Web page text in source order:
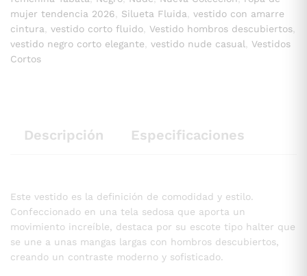
mujer tendencia 2026
Silueta Fluida
vestido con amarre
cintura
vestido corto fluido Vestido hombros descubiertos
vestido negro corto elegante
vestido nude casual
Vestidos
Cortos
Descripción Especificaciones
Este vestido es la definición de comodidad y estilo.
Confeccionado en una tela sedosa que aporta un
movimiento increíble, destaca por su escote tipo halter que
se une a unas mangas largas con hombros descubiertos,
creando un contraste moderno y sofisticado.